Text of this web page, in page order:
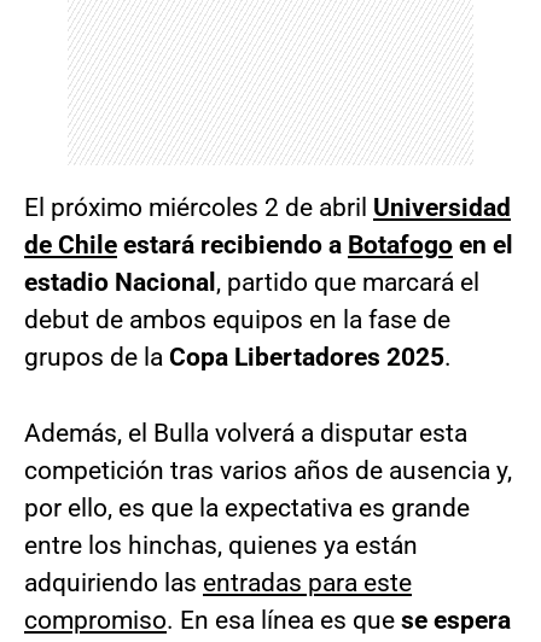
El próximo miércoles 2 de abril Universidad
de Chile estará recibiendo a Botafogo en el
estadio Nacional , partido que marcará el
debut de ambos equipos en la fase de
grupos de la Copa Libertadores 2025.
Además, el Bulla volverá a disputar esta
competición tras varios años de ausencia y,
por ello, es que la expectativa es grande
entre los hinchas, quienes ya están
adquiriendo las entradas para este
compromiso. En esa línea es que se espera